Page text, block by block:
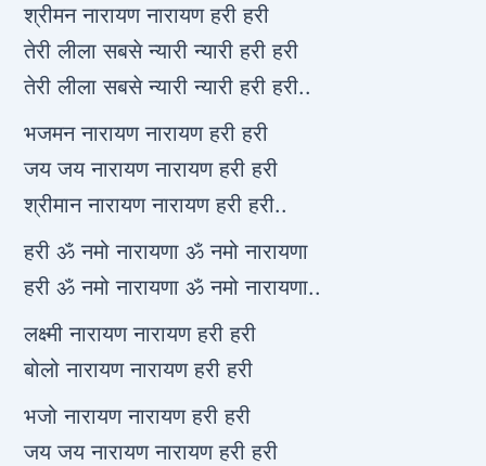
श्रीमन नारायण नारायण हरी हरी
तेरी लीला सबसे न्यारी न्यारी हरी हरी
तेरी लीला सबसे न्यारी न्यारी हरी हरी..
भजमन नारायण नारायण हरी हरी
जय जय नारायण नारायण हरी हरी
श्रीमान नारायण नारायण हरी हरी..
हरी ॐ नमो नारायणा ॐ नमो नारायणा
हरी ॐ नमो नारायणा ॐ नमो नारायणा..
लक्ष्मी नारायण नारायण हरी हरी
बोलो नारायण नारायण हरी हरी
भजो नारायण नारायण हरी हरी
जय जय नारायण नारायण हरी हरी